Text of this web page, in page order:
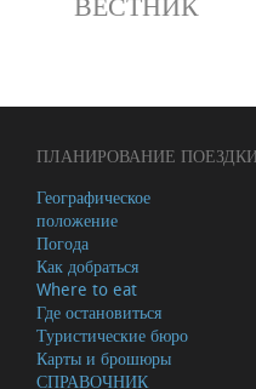
ПЛАНИРОВАНИЕ
Географическое
положение
Погода
Как добраться
Where to eat
Где остановиться
Туристические бюро
Карты и брошюры
СПРАВОЧНИК